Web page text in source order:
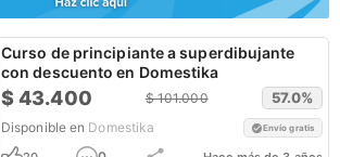
Curso de principiante a superdibujante
con descuento en Domestika
$43.400 $101.000 57.0%
Disponible en Domestika Envío gratis